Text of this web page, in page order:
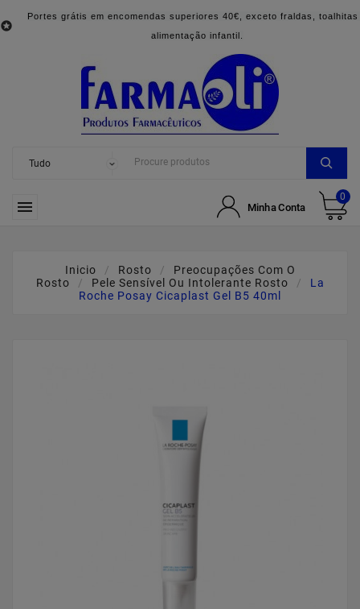

Portes grátis em encomendas superiores 40€, exceto fraldas, toalhitas
alimentação infantil.
 Minha Conta
0
Inicio Rosto
Preocupações Com O
Rosto
Pele Sensível Ou Intolerante Rosto
La
Roche Posay Cicaplast Gel B5 40ml